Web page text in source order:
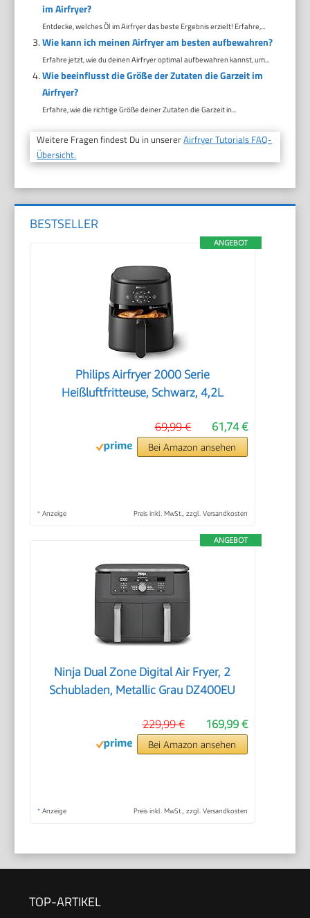
im Airfryer?
Entdecke, welches Öl im Airfryer das beste Ergebnis erzielt! Erfahre,...
Wie kann ich meinen Airfryer am besten aufbewahren?
Erfahre jetzt, wie du deinen Airfryer optimal aufbewahren kannst, um...
Wie beeinflusst die Größe der Zutaten die Garzeit im
Airfryer?
Erfahre, wie die richtige Größe deiner Zutaten die Garzeit in...
Weitere Fragen findest Du in unsererAirfryer Tutorials FAQ-
Übersicht.
BESTSELLER
ANGEBOT
Philips Airfryer 2000 Serie
Heißluftfritteuse, Schwarz, 4,2L
61,74 €
69,99 €
Bei Amazon ansehen
* Anzeige Preis inkl. MwSt., zzgl. Versandkosten
ANGEBOT
Ninja Dual Zone Digital Air Fryer, 2
Schubladen, Metallic Grau DZ400EU
169,99 €
229,99 €
Bei Amazon ansehen
* Anzeige Preis inkl. MwSt., zzgl. Versandkosten
TOP-ARTIKEL